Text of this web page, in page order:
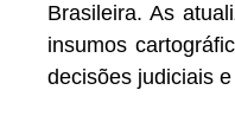
Brasileira. As
insumos
decisões judiciais